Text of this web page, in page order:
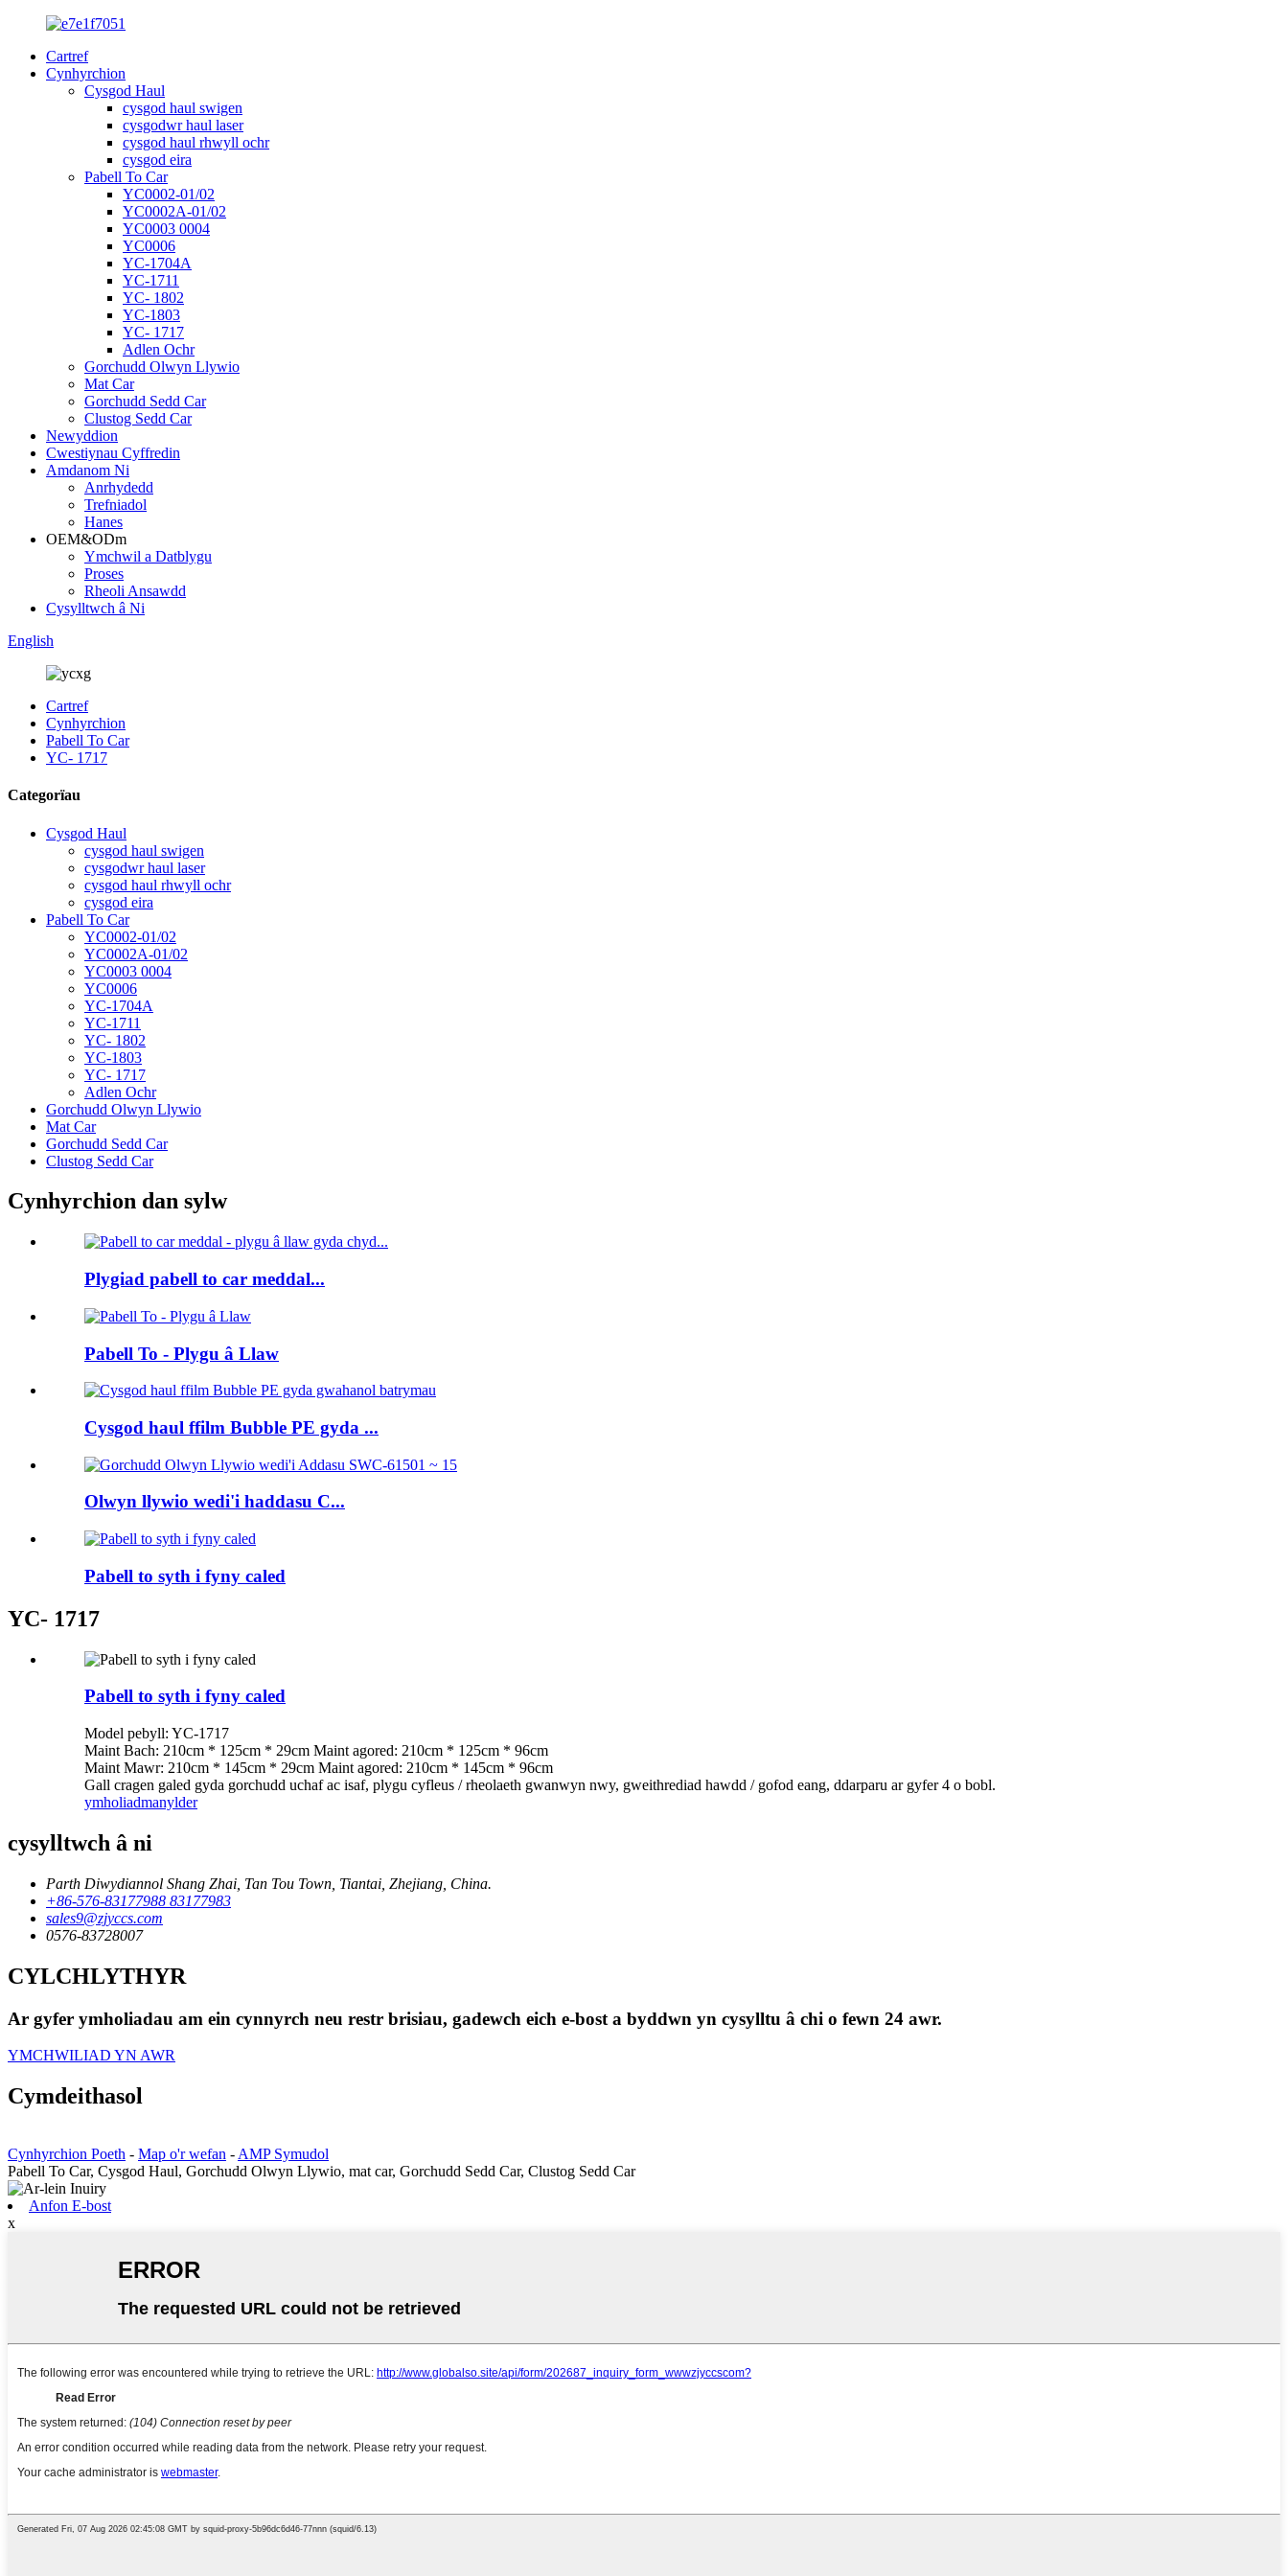
Cartref
Cynhyrchion
Cysgod Haul
cysgod haul swigen
cysgodwr haul laser
cysgod haul rhwyll ochr
cysgod eira
Pabell To Car
YC0002-01/02
YC0002A-01/02
YC0003 0004
YC0006
YC-1704A
YC-1711
YC- 1802
YC-1803
YC- 1717
Adlen Ochr
Gorchudd Olwyn Llywio
Mat Car
Gorchudd Sedd Car
Clustog Sedd Car
Newyddion
Cwestiynau Cyffredin
Amdanom Ni
Anrhydedd
Trefniadol
Hanes
OEM&ODm
Ymchwil a Datblygu
Proses
Rheoli Ansawdd
Cysylltwch â Ni
English
Cartref
Cynhyrchion
Pabell To Car
YC- 1717
Categorïau
Cysgod Haul
cysgod haul swigen
cysgodwr haul laser
cysgod haul rhwyll ochr
cysgod eira
Pabell To Car
YC0002-01/02
YC0002A-01/02
YC0003 0004
YC0006
YC-1704A
YC-1711
YC- 1802
YC-1803
YC- 1717
Adlen Ochr
Gorchudd Olwyn Llywio
Mat Car
Gorchudd Sedd Car
Clustog Sedd Car
Cynhyrchion dan sylw
Plygiad pabell to car meddal...
Pabell To - Plygu â Llaw
Cysgod haul ffilm Bubble PE gyda ...
Olwyn llywio wedi'i haddasu C...
Pabell to syth i fyny caled
YC- 1717
Pabell to syth i fyny caled
Model pebyll: YC-1717
Maint Bach: 210cm * 125cm * 29cm Maint agored: 210cm * 125cm * 96cm
Maint Mawr: 210cm * 145cm * 29cm Maint agored: 210cm * 145cm * 96cm
Gall cragen galed gyda gorchudd uchaf ac isaf, plygu cyfleus / rheolaeth gwanwyn nwy, gweithrediad hawdd / gofod eang, ddarparu ar gyfer 4 o bobl.
ymholiadmanylder
cysylltwch â ni
Parth Diwydiannol Shang Zhai, Tan Tou Town, Tiantai, Zhejiang, China.
+86-576-83177988 83177983
sales9@zjyccs.com
0576-83728007
CYLCHLYTHYR
Ar gyfer ymholiadau am ein cynnyrch neu restr brisiau, gadewch eich e-bost a byddwn yn cysylltu â chi o fewn 24 awr.
YMCHWILIAD YN AWR
Cymdeithasol
Cynhyrchion Poeth - Map o'r wefan - AMP Symudol
Pabell To Car, Cysgod Haul, Gorchudd Olwyn Llywio, mat car, Gorchudd Sedd Car, Clustog Sedd Car
Anfon E-bost
x